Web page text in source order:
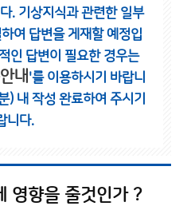
. 기상지식과 관련한 일부
여 답변을 게재할 예정입
인 답변이 필요한 경우는
내 '를 이용하시기 바랍니
) 내 작성 완료하여 주시기
니다.
영향을 줄것인가 ?